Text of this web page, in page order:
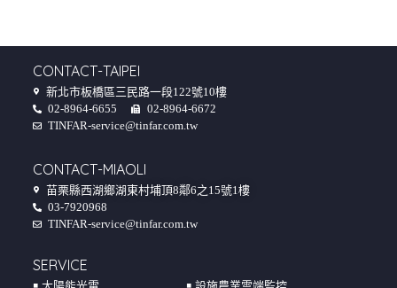
CONTACT-TAIPEI
新北市板橋區三民路一段122號10樓
02-8964-6655
02-8964-6672
TINFAR-service@tinfar.com.tw
CONTACT-MIAOLI
苗栗縣西湖鄉湖東村埔頂8鄰6之15號1樓
03-7920968
TINFAR-service@tinfar.com.tw
SERVICE